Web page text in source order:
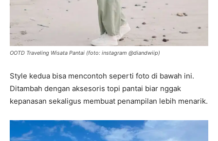
OOTD Traveling Wisata Pantai (foto: instagram @diandwiip)
Style kedua bisa mencontoh seperti foto di bawah ini.
Ditambah dengan aksesoris topi pantai biar nggak
kepanasan sekaligus membuat penampilan lebih menarik.